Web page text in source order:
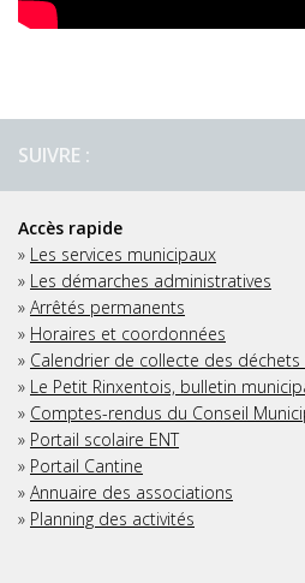
SUIVRE :
Accès rapide
» Les services municipaux
» Les démarches administratives
» Arrêtés permanents
» Horaires et coordonnées
» Calendrier de collecte des déchets
» Le Petit Rinxentois, bulletin
» Comptes-rendus du Conseil
» Portail scolaire ENT
» Portail Cantine
» Annuaire des associations
» Planning des activités